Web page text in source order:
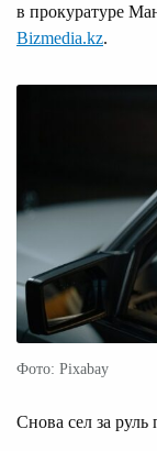
в прокуратуре
Bizmedia.kz.
Фото: Pixabay
Снова сел за